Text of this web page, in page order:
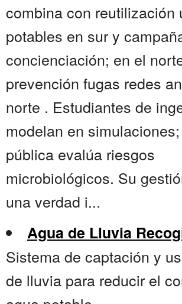
combina con reutilización
potables en sur y
concienciación; en el
prevención fugas redes
norte . Estudiantes de
modelan en
pública evalúa riesgos
microbiológicos. Su
una verdad i...
Agua de Lluvia
Sistema de captación y
de lluvia para reducir el